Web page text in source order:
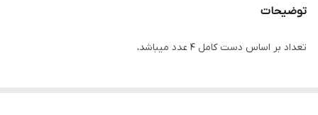
توضیحات
تعداد بر اساس دست کامل ۴ عدد میباشد،